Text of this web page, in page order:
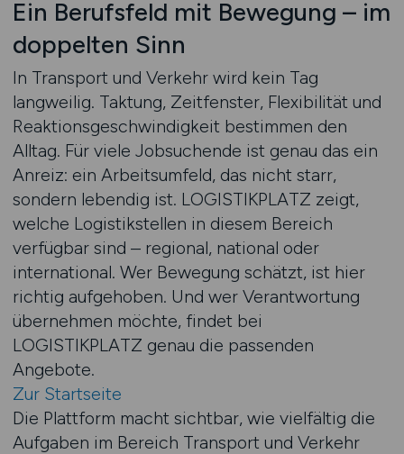
Ein Berufsfeld mit Bewegung – im
doppelten Sinn
In Transport und Verkehr wird kein Tag
langweilig. Taktung, Zeitfenster, Flexibilität und
Reaktionsgeschwindigkeit bestimmen den
Alltag. Für viele Jobsuchende ist genau das ein
Anreiz: ein Arbeitsumfeld, das nicht starr,
sondern lebendig ist. LOGISTIKPLATZ zeigt,
welche Logistikstellen in diesem Bereich
verfügbar sind – regional, national oder
international. Wer Bewegung schätzt, ist hier
richtig aufgehoben. Und wer Verantwortung
übernehmen möchte, findet bei
LOGISTIKPLATZ genau die passenden
Angebote.
Zur Startseite
Die Plattform macht sichtbar, wie vielfältig die
Aufgaben im Bereich Transport und Verkehr